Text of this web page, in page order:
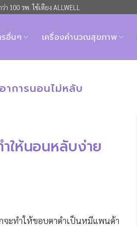
100 รพ. ใช้เตียง ALLWELL
อื่นๆ เครื่องคำนวณสุขภาพ
าการนอนไม่หลับ
ห้นอนหลับง่าย
ะทำให้ขอบตาดำเป็นหมีแพนด้า